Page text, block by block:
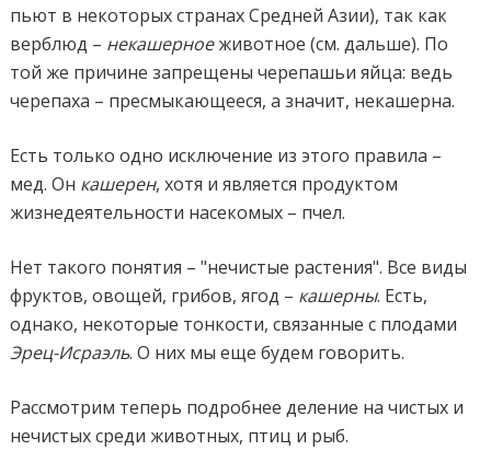
пьют в некоторых странах Средней Азии), так как
верблюд – некашерноеживотное (см. дальше). По
той же причине запрещены черепашьи яйца: ведь
черепаха – пресмыкающееся, а значит, некашерна.
Есть только одно исключение из этого правила –
мед. Он кашерен, хотя и является продуктом
жизнедеятельности насекомых – пчел.
Нет такого понятия – "нечистые растения". Все виды
фруктов, овощей, грибов, ягод – кашерны. Есть,
однако, некоторые тонкости, связанные с плодами
Эрец-Исраэль. О них мы еще будем говорить.
Рассмотрим теперь подробнее деление на чистых и
нечистых среди животных, птиц и рыб.